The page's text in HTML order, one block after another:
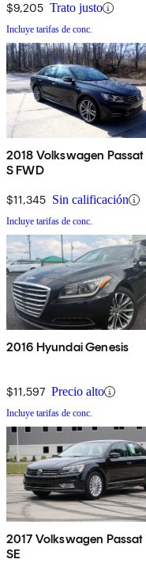
$9,205 Trato justo
Incluye tarifas de conc.
2018 Volkswagen
S FWD
$11,345 Sin calificación
Incluye tarifas de conc.
2016 Hyundai Genesis
$11,597 Precio alto
Incluye tarifas de conc.
2017 Volkswagen Passat
SE